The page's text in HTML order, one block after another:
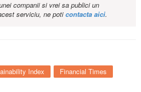
companii si vrei sa publici un
serviciu, ne poticontacta aici.
Index
Financial Times